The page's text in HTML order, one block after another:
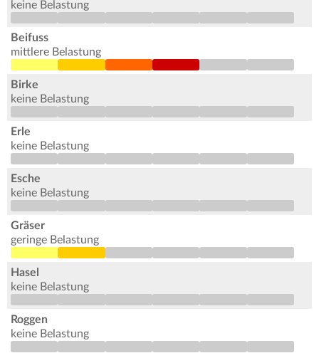
keine Belastung
Beifuss
mittlere Belastung
Birke
keine Belastung
Erle
keine Belastung
Esche
keine Belastung
Gräser
geringe Belastung
Hasel
keine Belastung
Roggen
keine Belastung